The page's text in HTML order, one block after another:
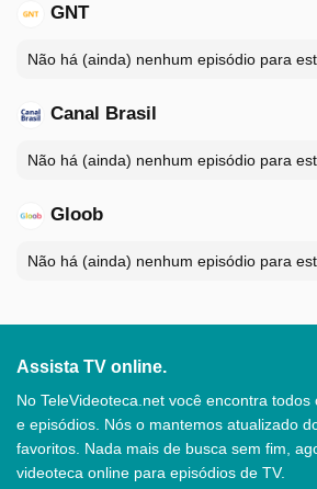
GNT
Não há (ainda) nenhum episódio para
Canal Brasil
Não há (ainda) nenhum episódio para
Gloob
Não há (ainda) nenhum episódio para
Assista TV online.
No TeleVideoteca.net você encontra
e episódios. Nós o mantemos atualizado
favoritos. Nada mais de busca sem fim,
videoteca online para episódios de TV.